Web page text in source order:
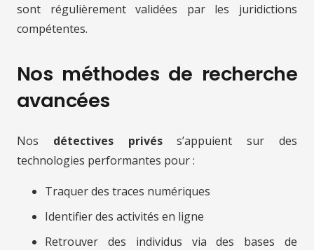
sont régulièrement validées par les juridictions
compétentes.
Nos méthodes de recherche
avancées
Nos détectives privéss’appuient sur des
technologies performantes pour :
Traquer des traces numériques
Identifier des activités en ligne
Retrouver des individus via des bases de